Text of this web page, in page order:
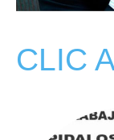
CLIC